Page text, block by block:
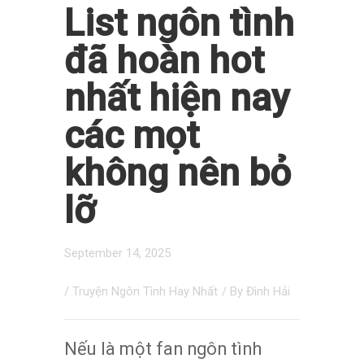
List ngôn tình
đã hoàn hot
nhất hiện nay
các mọt
không nên bỏ
lỡ
September 14, 2025
/ Truyện Ngôn Tình Hay Nhất / By Đình Hải
Nếu là một fan ngôn tình